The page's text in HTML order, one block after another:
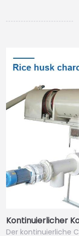
Kontinuierlicher
Der kontinuierliche